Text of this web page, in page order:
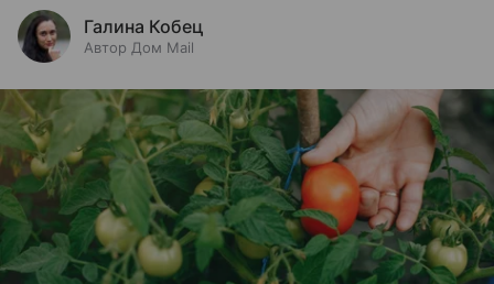
Галина Кобец
Автор Дом Mail